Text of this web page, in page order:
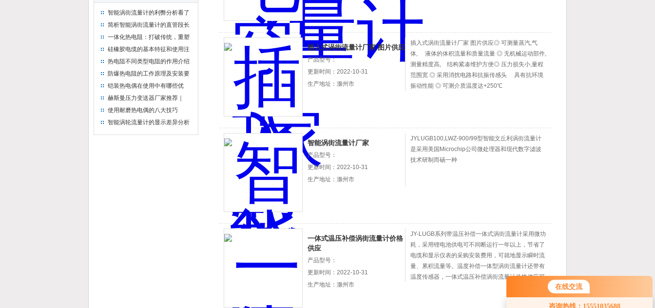
在线交流
咨询热线：15551035688
您好！欢迎前来咨询，很高兴为您
智能涡街流量计的利弊分析看了
就会懂
简析智能涡街流量计的直管段长
度要求
一体化热电阻：打破传统，重塑
温度测量新标准
硅橡胶电缆的基本特征和使用注
意事项
热电阻不同类型电阻的作用介绍
防爆热电阻的工作原理及安装要
求
铠装热电偶在使用中有哪些优
点？
赫斯曼压力变送器厂家推荐｜
2088 压力变送器高性价比实力厂
使用耐磨热电偶的八大技巧
智能涡轮流量计的显示差异分析
质上的差异，可靠性更高。
插入式涡街流量计厂家 图片供应
产品型号：
更新时间：2022-10-31
生产地址：滁州市
插入式涡街流量计厂家 图片供应◎ 可测量蒸汽,气
体, 液体的体积流量和质量流量 ◎ 无机械运动部件,
测量精度高, 结构紧凑维护方便◎ 压力损失小,量程
范围宽 ◎ 采用消扰电路和抗振传感头 具有抗环境
振动性能 ◎ 可测介质温度达+250℃
智能涡街流量计厂家
产品型号：
更新时间：2022-10-31
生产地址：滁州市
JYLUGB100,LWZ-900/99型智能文丘利涡街流量计
是采用美国Microchip公司微处理器和现代数字滤波
技术研制而砀一种
一体式温压补偿涡街流量计价格
供应
产品型号：
更新时间：2022-10-31
生产地址：滁州市
JY-LUGB系列带温压补偿一体式涡街流量计采用微功
耗，采用锂电池供电可不间断运行一年以上，节省了
电缆和显示仪表的采购安装费用，可就地显示瞬时流
量、累积流量等。温度补偿一体型涡街流量计还带有
温度传感器，一体式温压补偿涡街流量计价格供应可